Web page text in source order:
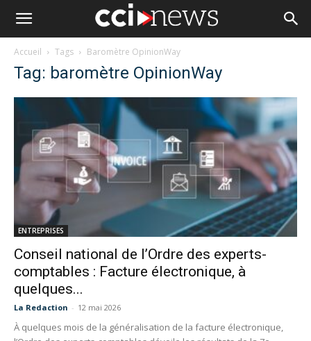
Accueil Tags Baromètre OpinionWay
Tag: baromètre OpinionWay
ENTREPRISES
Conseil national de l’Ordre des experts-
comptables : Facture électronique, à
quelques...
La Redaction - 12 mai 2026
À quelques mois de la généralisation de la facture électronique,